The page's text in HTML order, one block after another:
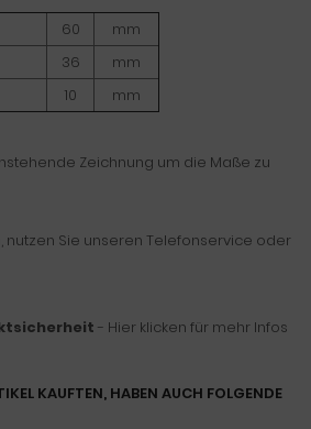
60
mm
36
mm
10 mm
Zeichnung um die Maße zu
nutzen Sie unseren Telefonservice oder
- Hier klicken für mehr Infos
KAUFTEN, HABEN AUCH FOLGENDE